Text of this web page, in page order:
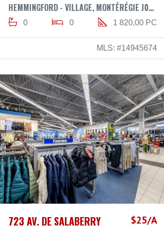
HEMMINGFORD - VILLAGE, MONTÉRÉGIE J0L1H0
0 0 1 820,00 PC
MLS: #14945674
723 AV. DE SALABERRY $25/A